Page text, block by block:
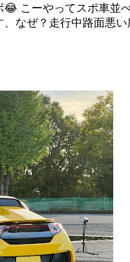
😂 こーやってスポ車並
なぜ？走行中路面悪い